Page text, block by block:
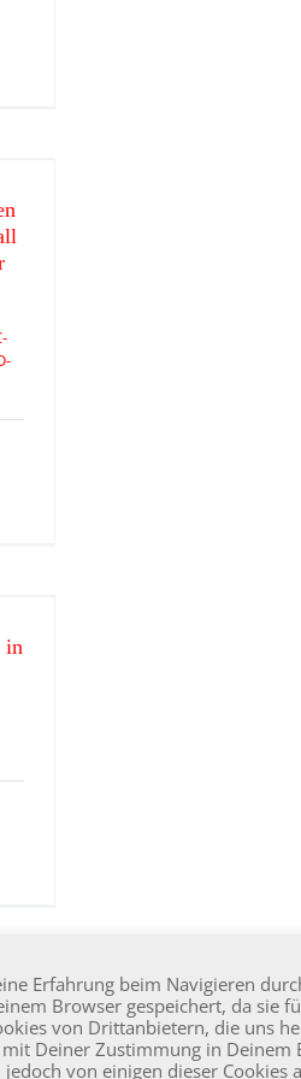
in
Copyright 2026 |
Erfahrung beim Navigieren
Browser gespeichert, da sie
von Drittanbietern, die uns
Deiner Zustimmung in
von einigen dieser